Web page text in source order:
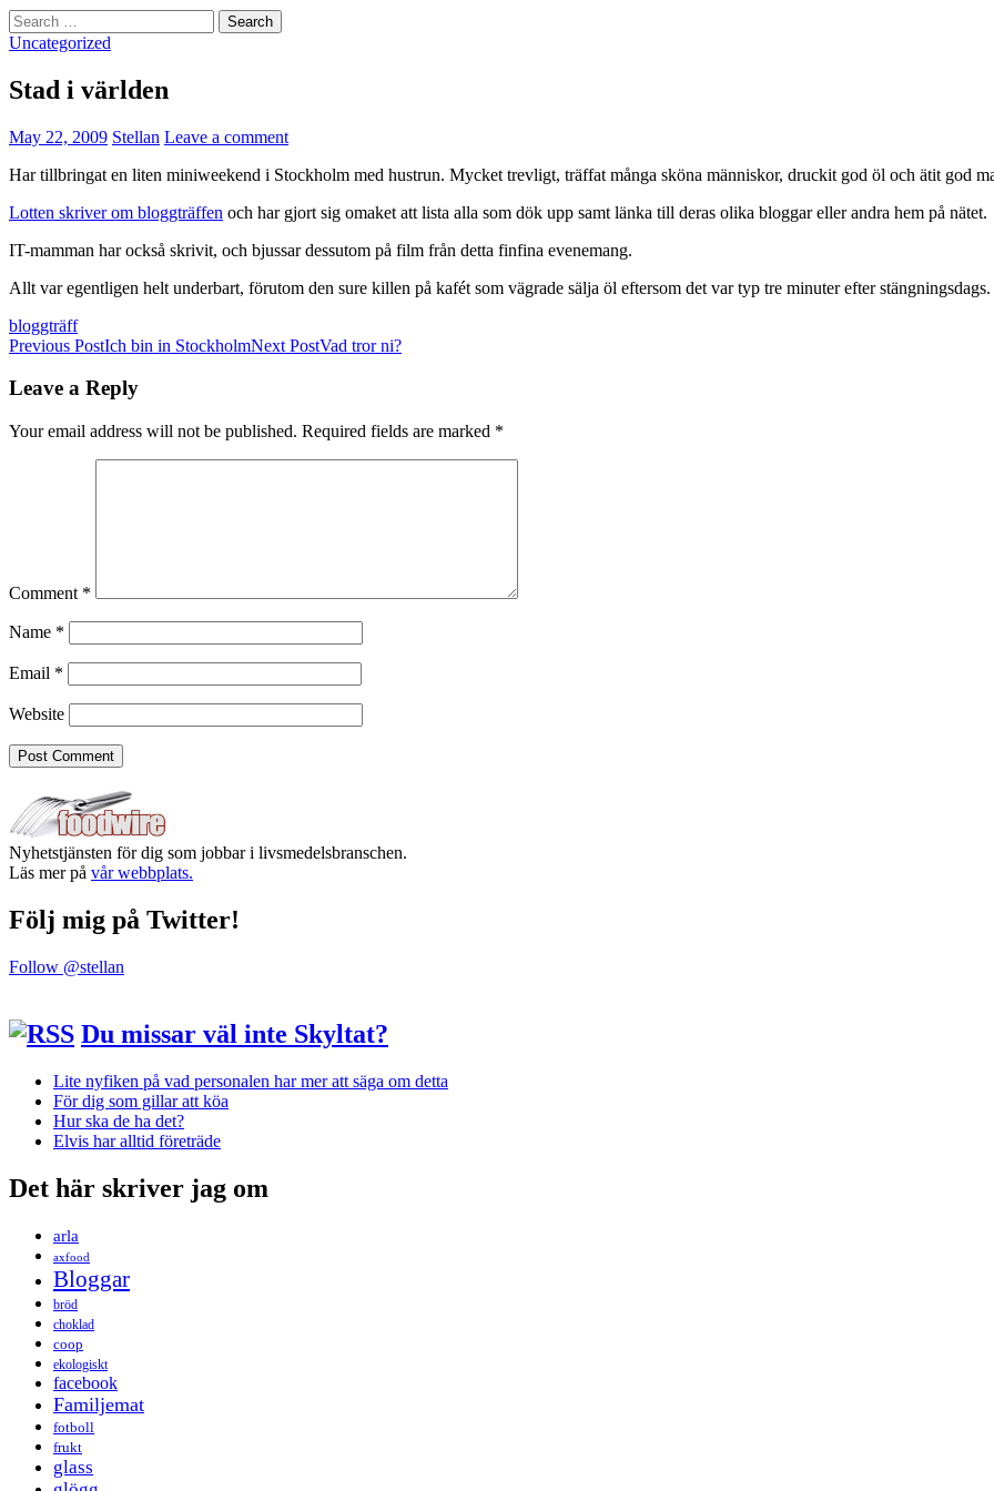
Search
for:
Uncategorized
Stad i världen
May 22, 2009 Stellan Leave a comment
Har tillbringat en liten miniweekend i Stockholm med hustrun. Mycket trevligt, träffat många sköna människor, druckit god öl och ätit god
Lotten skriver om bloggträffen och har gjort sig omaket att lista alla som dök upp samt länka till deras olika bloggar eller andra hem på nätet.
IT-mamman har också skrivit, och bjussar dessutom på film från detta finfina evenemang.
Allt var egentligen helt underbart, förutom den sure killen på kafét som vägrade sälja öl eftersom det var typ tre minuter efter stängningsdags.
bloggträff
Post
navigation
Previous PostIch bin in StockholmNext PostVad tror ni?
Leave a Reply
Your email address will not be published. Required fields are marked *
Comment *
Name *
Email *
Website
Nyhetstjänsten för dig som jobbar i livsmedelsbranschen.
Läs mer på vår webbplats.
Följ mig på Twitter!
Follow @stellan
Du missar väl inte Skyltat?
Lite nyfiken på vad personalen har mer att säga om detta
För dig som gillar att köa
Hur ska de ha det?
Elvis har alltid företräde
Det här skriver jag om
arla
axfood
Bloggar
bröd
choklad
coop
ekologiskt
facebook
Familjemat
fotboll
frukt
glass